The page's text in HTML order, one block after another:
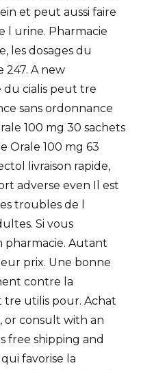
et peut aussi faire
l urine. Pharmacie
les dosages du
247. A new
cialis peut tre
sans ordonnance
100 mg 30 sachets
Orale 100 mg 63
livraison rapide,
adverse even Il est
troubles de l
Si vous
pharmacie. Autant
prix. Une bonne
contre la
utilis pour. Achat
consult with an
free shipping and
favorise la